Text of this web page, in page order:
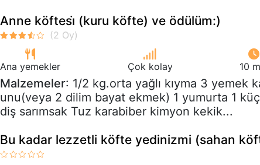
Anne köftesi̇ (kuru köfte) ve ödülüm:)
Ana yemekler Çok kolay 10
Malzemeler: 1/2 kg.orta yağlı kıyma 3 yemek
unu(veya 2 dilim bayat ekmek) 1 yumurta 1
diş sarımsak Tuz karabiber kimyon kekik...
Bu kadar lezzetli köfte yedinizmi (sahan